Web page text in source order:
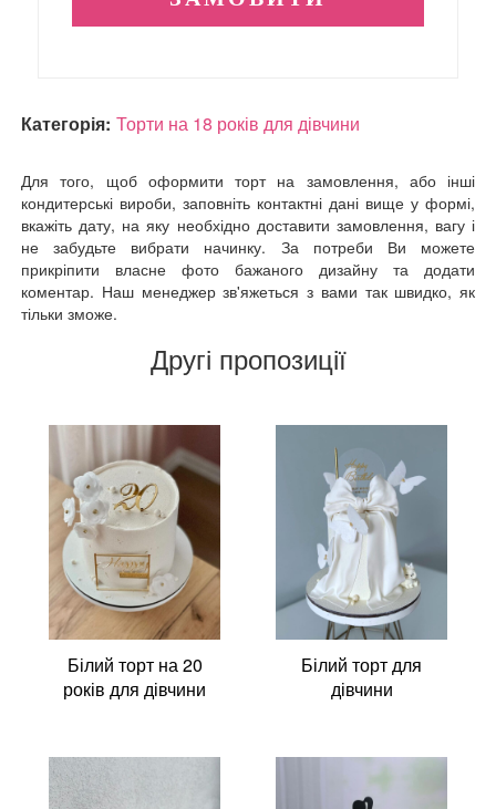
Категорія: Торти на 18 років для дівчини
Для того, щоб оформити торт на замовлення, або інші
кондитерські вироби, заповніть контактні дані вище у формі,
вкажіть дату, на яку необхідно доставити замовлення, вагу і
не забудьте вибрати начинку. За потреби Ви можете
прикріпити власне фото бажаного дизайну та додати
коментар. Наш менеджер зв'яжеться з вами так швидко, як
тільки зможе.
Другі пропозиції
Білий торт на 20
років для дівчини
Білий торт для
дівчини